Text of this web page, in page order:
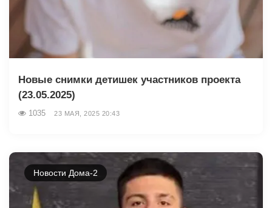
Новые снимки детишек участников проекта
(23.05.2025)
1035 23 МАЯ, 2025 20:43
Новости Дома-2